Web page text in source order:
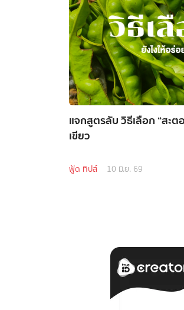
แจกสูตรลับ วิธีเลือก “สะต
เขียว
ฟู้ด ทิปส์ 10 มิ.ย. 69